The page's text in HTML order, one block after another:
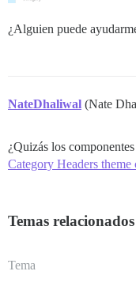
¿Alguien puede
NateDhaliwal (Nate
¿Quizás los
Category Headers theme
Temas relacionados
Tema